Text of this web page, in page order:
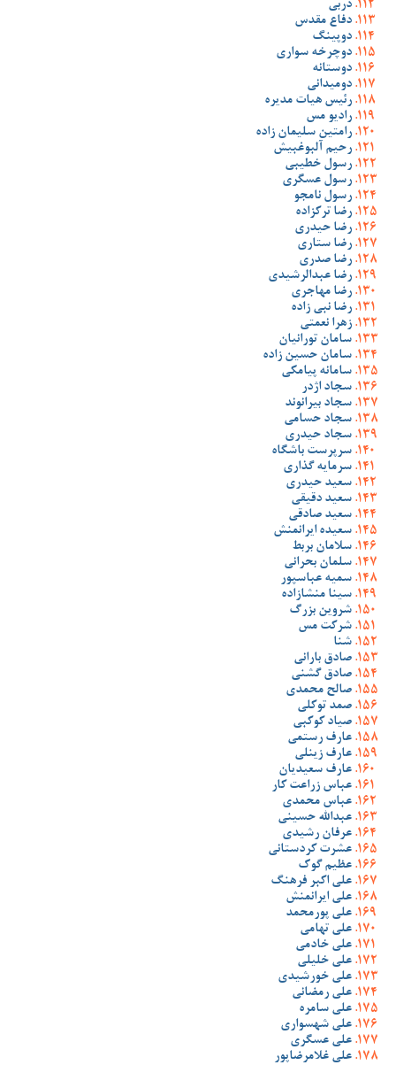
دربی
دفاع مقدس
دوپینگ
دوچرخه سواری
دوستانه
دومیدانی
رئیس هیات مدیره
رادیو مس
رامتین سلیمان زاده
رحیم آلبوغبیش
رسول خطیبی
رسول عسگری
رسول نامجو
رضا ترکزاده
رضا حیدری
رضا ستاری
رضا صدری
رضا عبدالرشیدی
رضا مهاجری
رضا نبی زاده
زهرا نعمتی
سامان تورانیان
سامان حسین زاده
سامانه پیامکی
سجاد اژدر
سجاد بیرانوند
سجاد حسامی
سجاد حیدری
سرپرست باشگاه
سرمایه گذاری
سعید حیدری
سعید دقیقی
سعید صادقی
سعیده ایرانمنش
سلامان بربط
سلمان بحرانی
سمیه عباسپور
سینا منشازاده
شروین بزرگ
شرکت مس
شنا
صادق بارانی
صادق گشنی
صالح محمدی
صمد توکلی
صیاد کوکبی
عارف رستمی
عارف زینلی
عارف سعیدیان
عباس زراعت کار
عباس محمدی
عبدالله حسینی
عرفان رشیدی
عشرت کردستانی
عظیم گوک
علی اکبر فرهنگ
علی ایرانمنش
علی پورمحمد
علی تهامی
علی خادمی
علی خلیلی
علی خورشیدی
علی رمضانی
علی سامره
علی شهسواری
علی عسگری
علی غلامرضاپور